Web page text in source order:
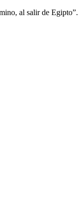
al salir de Egipto”.